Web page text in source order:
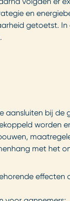
en
getoetst.
aansluiten bij
worden
met het
effecten